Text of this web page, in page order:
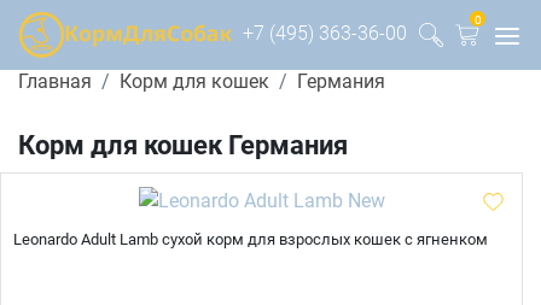
+7 (495) 363-36-00
0
Главная Корм для кошек Германия
Корм для кошек Германия
Leonardo Adult Lamb сухой корм для взрослых кошек с ягненком